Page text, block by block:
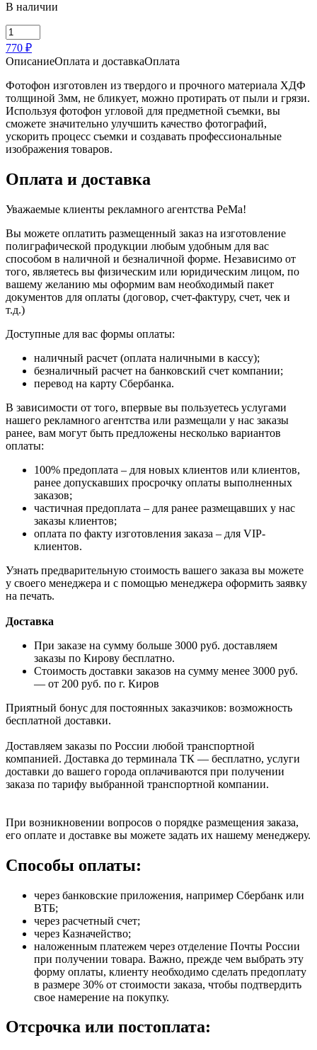
В наличии
Количество
товара
Фотофон
угловой
770 ₽
ОписаниеОплата и доставкаОплата
Фотофон изготовлен из твердого и прочного материала ХДФ
толщиной 3мм, не бликует, можно протирать от пыли и грязи.
Используя фотофон угловой для предметной съемки, вы
сможете значительно улучшить качество фотографий,
ускорить процесс съемки и создавать профессиональные
изображения товаров.
Оплата и доставка
Уважаемые клиенты рекламного агентства PeMa!
Вы можете оплатить размещенный заказ на изготовление
полиграфической продукции любым удобным для вас
способом в наличной и безналичной форме. Независимо от
того, являетесь вы физическим или юридическим лицом, по
вашему желанию мы оформим вам необходимый пакет
документов для оплаты (договор, счет-фактуру, счет, чек и
т.д.)
Доступные для вас формы оплаты:
наличный расчет (оплата наличными в кассу);
безналичный расчет на банковский счет компании;
перевод на карту Сбербанка.
В зависимости от того, впервые вы пользуетесь услугами
нашего рекламного агентства или размещали у нас заказы
ранее, вам могут быть предложены несколько вариантов
оплаты:
100% предоплата – для новых клиентов или клиентов,
ранее допускавших просрочку оплаты выполненных
заказов;
частичная предоплата – для ранее размещавших у нас
заказы клиентов;
оплата по факту изготовления заказа – для VIP-
клиентов.
Узнать предварительную стоимость вашего заказа вы можете
у своего менеджера и с помощью менеджера оформить заявку
на печать.
Доставка
При заказе на сумму больше 3000 руб. доставляем
заказы по Кирову бесплатно.
Стоимость доставки заказов на сумму менее 3000 руб.
— от 200 руб. по г. Киров
Приятный бонус для постоянных заказчиков: возможность
бесплатной доставки.
Доставляем заказы по России любой транспортной
компанией. Доставка до терминала ТК — бесплатно, услуги
доставки до вашего города оплачиваются при получении
заказа по тарифу выбранной транспортной компании.
При возникновении вопросов о порядке размещения заказа,
его оплате и доставке вы можете задать их нашему менеджеру.
Способы оплаты:
через банковские приложения, например Сбербанк или
ВТБ;
через расчетный счет;
через Казначейство;
наложенным платежем через отделение Почты России
при получении товара. Важно, прежде чем выбрать эту
форму оплаты, клиенту необходимо сделать предоплату
в размере 30% от стоимости заказа, чтобы подтвердить
свое намерение на покупку.
Отсрочка или постоплата: